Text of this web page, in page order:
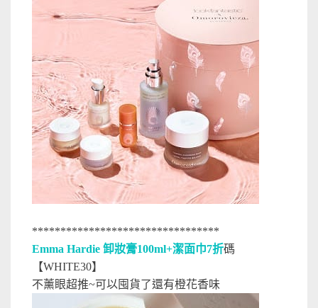
*********************************
Emma Hardie 卸妝膏100ml+潔面巾7折碼
【WHITE30】
不薰眼超推~可以囤貨了還有橙花香味